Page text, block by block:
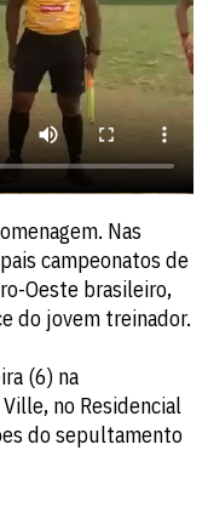
Nas
campeonatos de
Oeste brasileiro,
do jovem treinador.
(6) na
no Residencial
do sepultamento